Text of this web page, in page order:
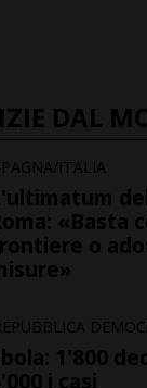
DAL
ITALIA
«Basta
o
1'800
i casi